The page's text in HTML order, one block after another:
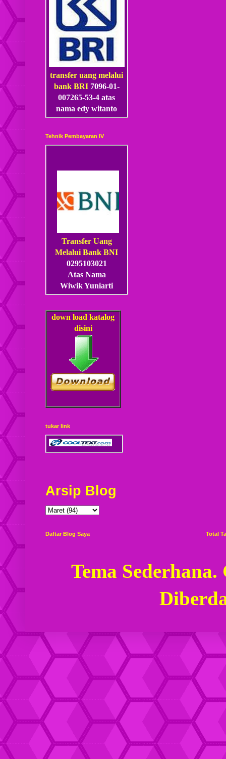
transfer uang melalui
bank BRI 7096-01-
007265-53-4 atas
nama edy witanto
Tehnik Pembayaran IV
Transfer Uang
Melalui Bank BNI
0295103021
Atas Nama
Wiwik Yuniarti
down load katalog
disini
tukar link
Arsip Blog
Daftar Blog Saya Total
Tema